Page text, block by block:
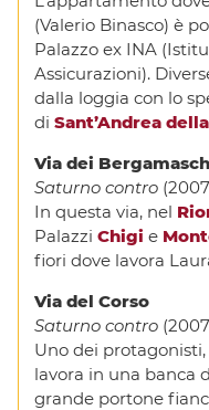
(Valerio Binasco) è
Palazzo ex INA
Assicurazioni).
dalla loggia con lo
di Sant’Andrea
Via dei
Saturno contro
In questa via, nel
Palazzi Chigi e
fiori dove lavora
Via del Corso
Saturno contro
Uno dei
lavora in una banca
grande portone